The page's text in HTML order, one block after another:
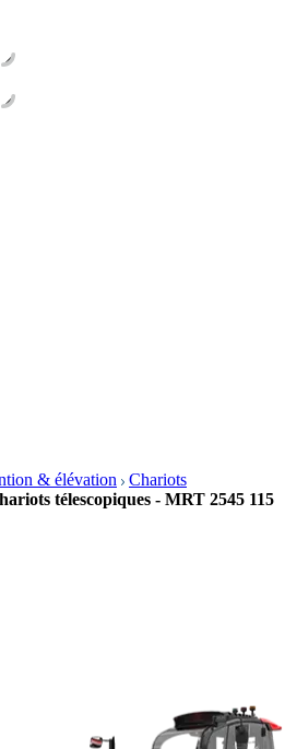
& élévation
Chariots
télescopiques - MRT 2545 115